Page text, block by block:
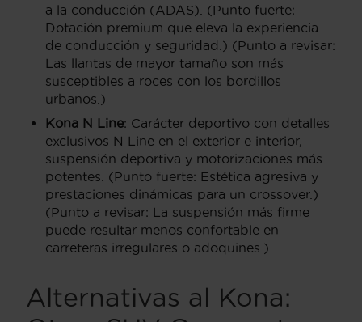
a la conducción (ADAS). (Punto fuerte:
Dotación premium que eleva la experiencia
de conducción y seguridad.) (Punto a revisar:
Las llantas de mayor tamaño son más
susceptibles a roces con los bordillos
urbanos.)
Kona N Line: Carácter deportivo con detalles
exclusivos N Line en el exterior e interior,
suspensión deportiva y motorizaciones más
potentes. (Punto fuerte: Estética agresiva y
prestaciones dinámicas para un crossover.)
(Punto a revisar: La suspensión más firme
puede resultar menos confortable en
carreteras irregulares o adoquines.)
Alternativas al Kona: